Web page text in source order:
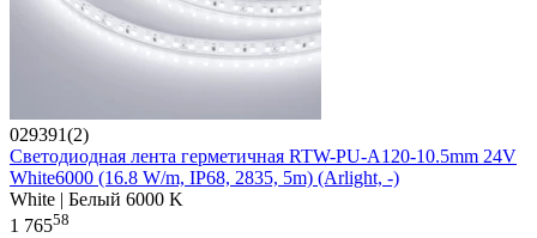
029391(2)
Светодиодная лента герметичная RTW-PU-A120-10.5mm 24V
White6000 (16.8 W/m, IP68, 2835, 5m) (Arlight, -)
White | Белый 6000 K
1 76558